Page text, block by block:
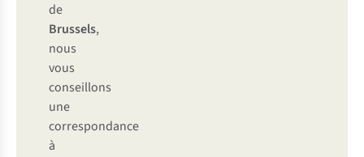
de
Brussels,
nous
vous
conseillons
une
correspondance
à